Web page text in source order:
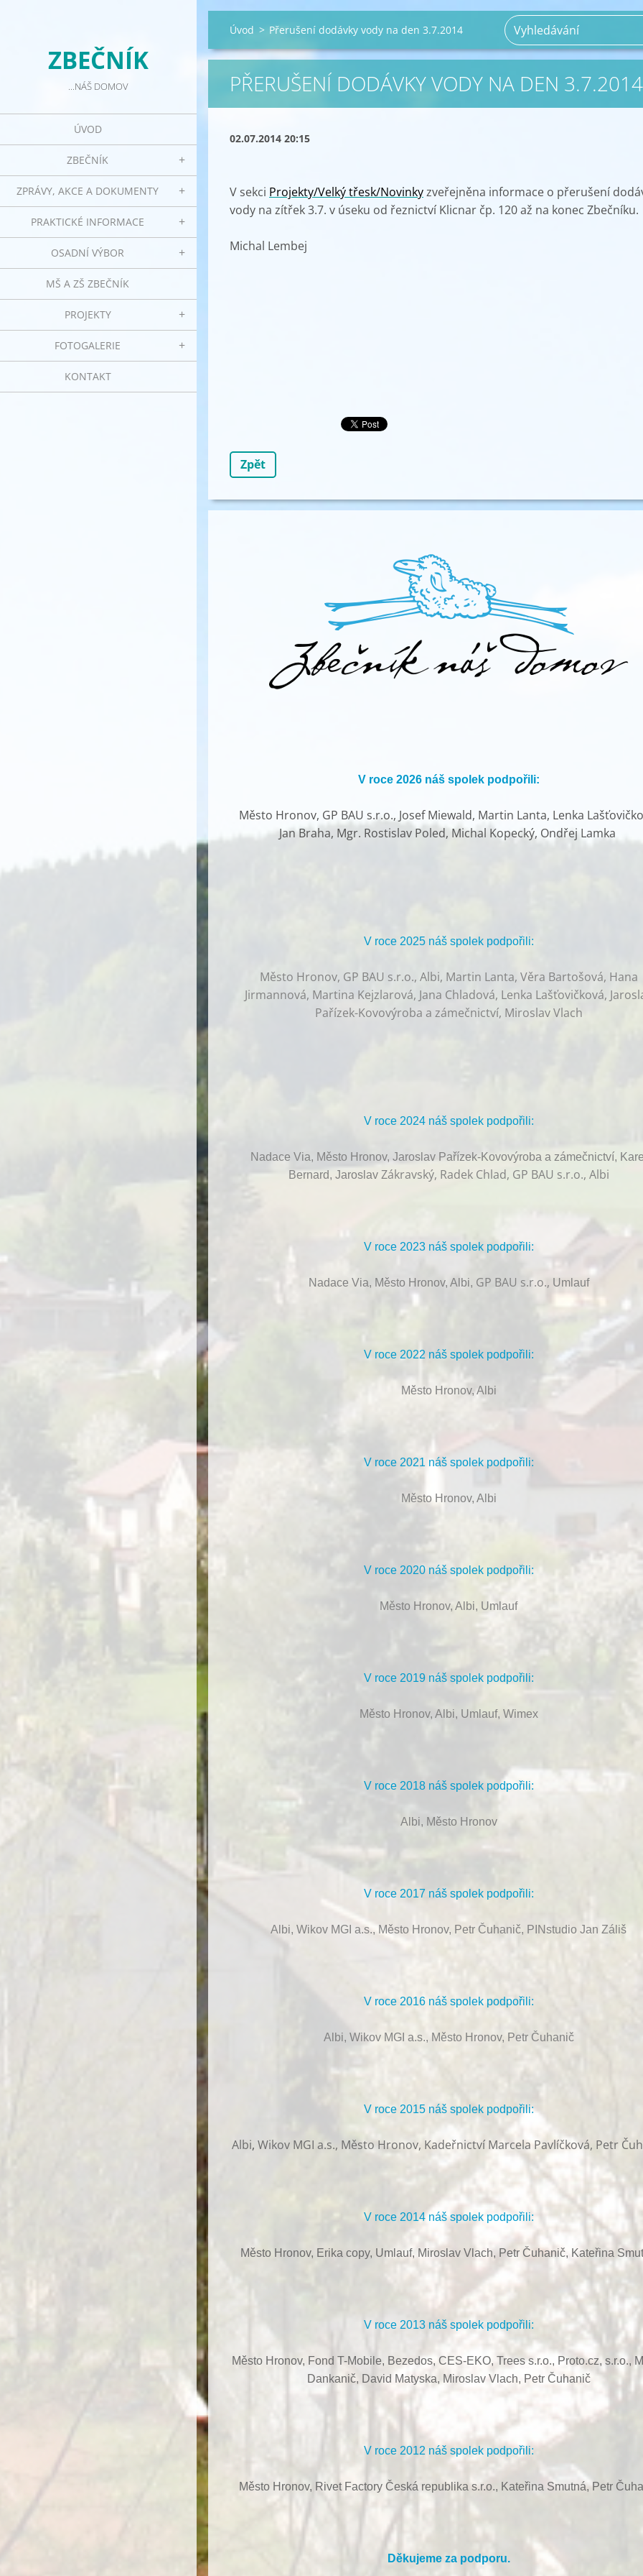
ZBEČNÍK
...NÁŠ DOMOV
ÚVOD
ZBEČNÍK
ZPRÁVY, AKCE A DOKUMENTY
PRAKTICKÉ INFORMACE
OSADNÍ VÝBOR
MŠ A ZŠ ZBEČNÍK
PROJEKTY
FOTOGALERIE
KONTAKT
Úvod > Přerušení dodávky vody na den 3.7.2014
PŘERUŠENÍ DODÁVKY VODY NA DEN 3.7.2014
02.07.2014 20:15
V sekci Projekty/Velký třesk/Novinkyzveřejněna informace o přerušení
vody na zítřek 3.7. v úseku od řeznictví Klicnar čp. 120 až na konec Zbečníku.
Michal Lembej
Zpět
V roce 2026 náš spolek podpořili:
Město Hronov, GP BAU s.r.o., Josef Miewald, Martin Lanta, Lenka
Jan Braha, Mgr. Rostislav Poled, Michal Kopecký, Ondřej Lamka
V roce 2025 náš spolek podpořili:
Město Hronov, GP BAU s.r.o., Albi, Martin Lanta, Věra Bartošová, Hana
Jirmannová, Martina Kejzlarová, Jana Chladová, Lenka Lašťovičková,
Pařízek-Kovovýroba a zámečnictví, Miroslav Vlach
V roce 2024 náš spolek podpořili:
Nadace Via, Město Hronov, Jaroslav Pařízek-Kovovýroba a zámečnictví,
Bernard, JaroslavZákravský, Radek Chlad, GP BAU s.r.o., Albi
V roce 2023 náš spolek podpořili:
Nadace Via, Město Hronov, Albi, GP BAU s.r.o., Umlauf
V roce 2022 náš spolek podpořili:
Město Hronov, Albi
V roce 2021 náš spolek podpořili:
Město Hronov, Albi
V roce 2020 náš spolek podpořili:
Město Hronov, Albi, Umlauf
V roce 2019 náš spolek podpořili:
Město Hronov, Albi, Umlauf, Wimex
V roce 2018 náš spolek podpořili:
Albi, Město Hronov
V roce 2017 náš spolek podpořili:
Albi, Wikov MGI a.s., Město Hronov, Petr Čuhanič, PINstudio Jan Záliš
V roce 2016 náš spolek podpořili:
Albi, Wikov MGI a.s., Město Hronov, Petr Čuhanič
V roce 2015 náš spolek podpořili:
Albi, Wikov MGI a.s., Město Hronov, Kadeřnictví Marcela Pavlíčková, Petr
V roce 2014 náš spolek podpořili:
Město Hronov, Erika copy, Umlauf, Miroslav Vlach, Petr Čuhanič, Kateřina
V roce 2013 náš spolek podpořili:
Město Hronov, Fond T-Mobile, Bezedos, CES-EKO, Trees s.r.o., Proto.cz, s.r.o.,
Dankanič, David Matyska, Miroslav Vlach, Petr Čuhanič
V roce 2012 náš spolek podpořili:
Město Hronov, Rivet Factory Česká republika s.r.o., Kateřina Smutná, Petr
Děkujeme za podporu.